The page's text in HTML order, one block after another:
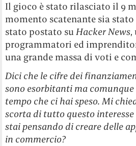
Il gioco è stato rilasciato il 9
momento scatenante sia
stato postato suHacker News,
programmatori ed
una grande massa di voti e
Dici che le cifre dei
sono esorbitanti ma
tempo che ci hai speso. Mi
scorta di tutto questo
stai pensando di creare delle
in commercio?